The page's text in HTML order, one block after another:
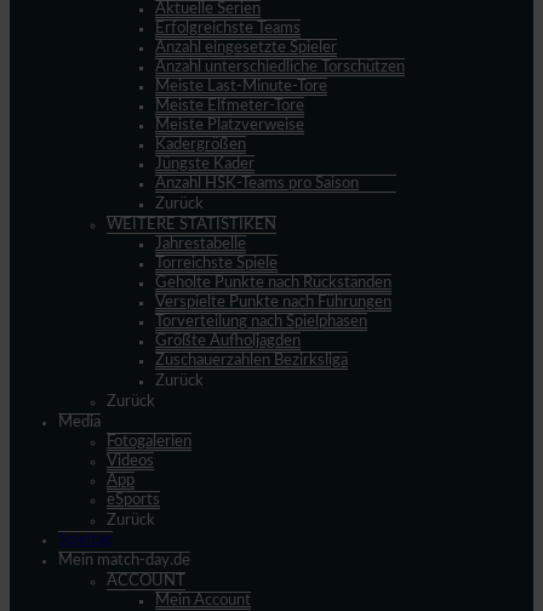
Aktuelle Serien
Erfolgreichste Teams
Anzahl eingesetzte Spieler
Anzahl unterschiedliche Torschützen
Meiste Last-Minute-Tore
Meiste Elfmeter-Tore
Meiste Platzverweise
Kadergrößen
Jüngste Kader
Anzahl HSK-Teams pro Saison
Zurück
WEITERE STATISTIKEN
Jahrestabelle
Torreichste Spiele
Geholte Punkte nach Rückständen
Verspielte Punkte nach Führungen
Torverteilung nach Spielphasen
Größte Aufholjagden
Zuschauerzahlen Bezirksliga
Zurück
Zurück
Media
Fotogalerien
Videos
App
eSports
Zurück
Spieltag
Mein match-day.de
ACCOUNT
Mein Account